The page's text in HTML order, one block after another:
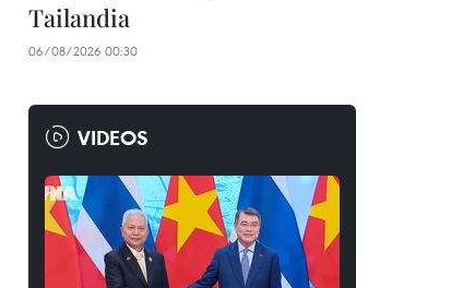
Tailandia
06/08/2026 00:30
VIDEOS